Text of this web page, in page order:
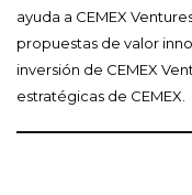
ayuda a CEMEX
propuestas de valor
inversión de CEMEX
estratégicas de CEMEX.